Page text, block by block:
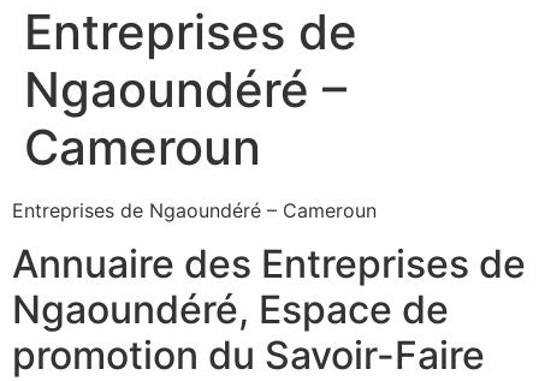
Entreprises de
Ngaoundéré –
Cameroun
Entreprises de Ngaoundéré – Cameroun
Annuaire des Entreprises de
Ngaoundéré, Espace de
promotion du Savoir-Faire